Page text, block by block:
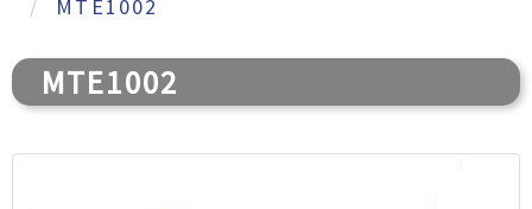
MTE1002
MTE1002